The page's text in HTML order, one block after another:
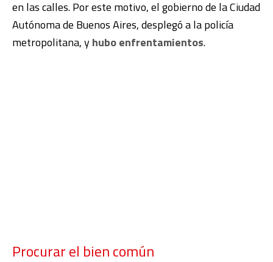
en las calles. Por este motivo, el gobierno de la Ciudad
Autónoma de Buenos Aires, desplegó a la policía
metropolitana, yhubo enfrentamientos.
Procurar el bien común